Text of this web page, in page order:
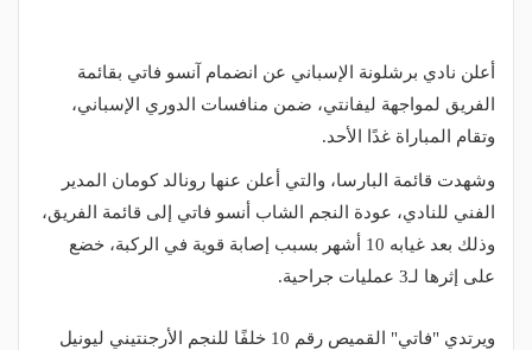
أعلن نادي برشلونة الإسباني عن انضمام آنسو فاتي بقائمة
الفريق لمواجهة ليفانتي، ضمن منافسات الدوري الإسباني،
وتقام المباراة غدًا الأحد.
وشهدت قائمة البارسا، والتي أعلن عنها رونالد كومان المدير
الفني للنادي، عودة النجم الشاب أنسو فاتي إلى قائمة الفريق،
وذلك بعد غيابه 10 أشهر بسبب إصابة قوية في الركبة، خضع
على إثرها لـ3 عمليات جراحية.
ويرتدي "فاتي" القميص رقم 10 خلفًا للنجم الأرجنتيني ليونيل